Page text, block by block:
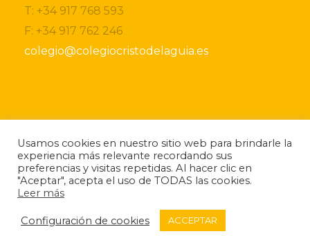
T: +34 917 768 593
F: +34 917 762 246
colegio@colegiocristodelaguia.es
centro, por favor, no dude ponerse en contacto
con nosotros.
Si lo desea también puede descargarse nuestro
folletoinformativo.
Usamos cookies en nuestro sitio web para brindarle la
experiencia más relevante recordando sus
preferencias y visitas repetidas. Al hacer clic en
"Aceptar", acepta el uso de TODAS las cookies.
Leer más
Configuración de cookies ACCEPTAR